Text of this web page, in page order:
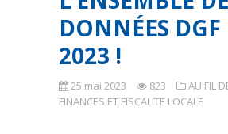
DONNÉES
2023 !
25 mai 2023 823 AU FIL
FINANCES ET FISCALITE LOCALE